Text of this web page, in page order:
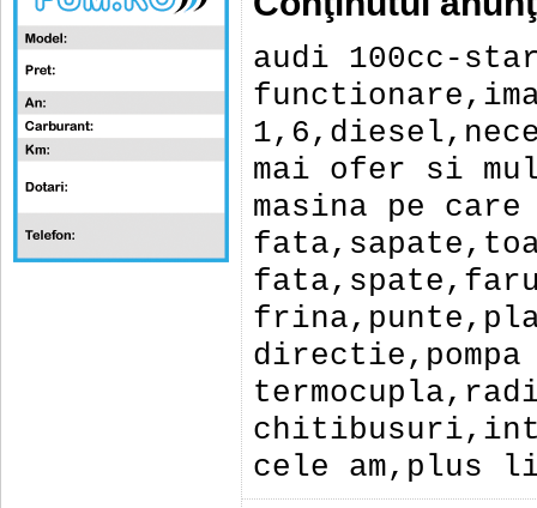
audi 100cc-
mai ofer si
masina pe care
cele am,plus